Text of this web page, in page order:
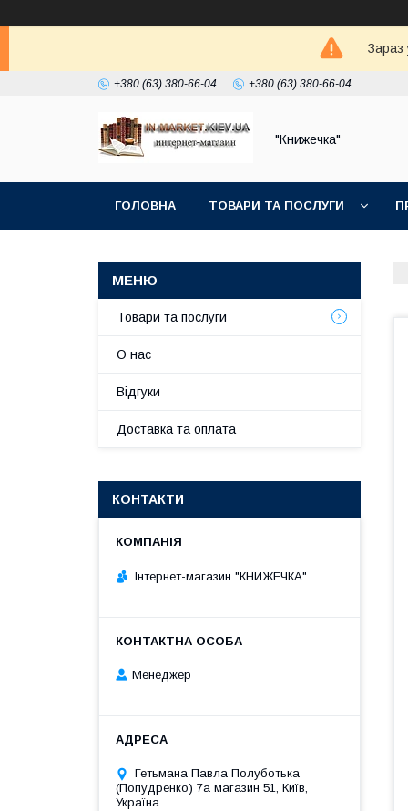
Зараз
+380 (63) 380-66-04 +380 (63) 380-66-04
"Книжечка"
ГОЛОВНА ТОВАРИ ТА ПОСЛУГИ
Товари та послуги
О нас
Відгуки
Доставка та оплата
КОНТАКТИ
Інтернет-магазин "КНИЖЕЧКА"
Менеджер
Гетьмана Павла Полуботька
(Попудренко) 7а магазин 51, Київ,
Україна